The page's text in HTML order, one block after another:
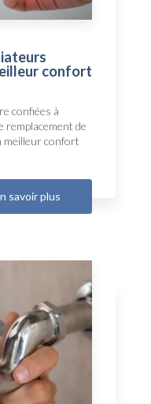
confort
confiées à
remplacement de
meilleur confort
savoir plus